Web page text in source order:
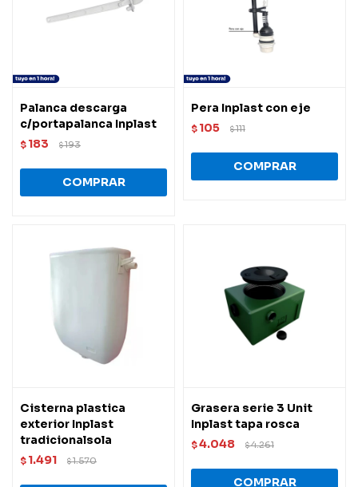
Palanca descarga
c/portapalanca Inplast
$ 183 $193
Pera Inplast con eje
$ 105 $111
Cisterna plastica
exterior Inplast
tradicionalsola
$ 1.491 $1.570
Grasera serie 3 Unit
Inplast tapa rosca
$4.048 $4.261